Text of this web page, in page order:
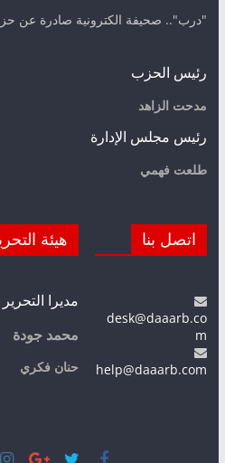
"درب".. صحيفة الكترونية صادرة عن
رئيس الحزب
مدحت الزاهد
رئيس مجلس الإدارة
طلعت فهمي
اتصل بنا
desk@daaarb.co
m
help@daaarb.com
هيئة
مديرا التحرير
محمد جودة
حنان فكري